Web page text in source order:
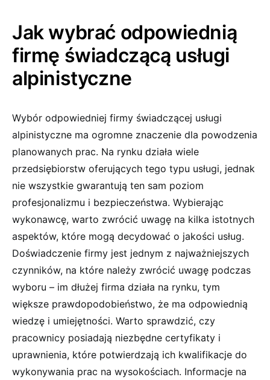
Jak wybrać odpowiednią
firmę świadczącą usługi
alpinistyczne
Wybór odpowiedniej firmy świadczącej usługi
alpinistyczne ma ogromne znaczenie dla powodzenia
planowanych prac. Na rynku działa wiele
przedsiębiorstw oferujących tego typu usługi, jednak
nie wszystkie gwarantują ten sam poziom
profesjonalizmu i bezpieczeństwa. Wybierając
wykonawcę, warto zwrócić uwagę na kilka istotnych
aspektów, które mogą decydować o jakości usług.
Doświadczenie firmy jest jednym z najważniejszych
czynników, na które należy zwrócić uwagę podczas
wyboru – im dłużej firma działa na rynku, tym
większe prawdopodobieństwo, że ma odpowiednią
wiedzę i umiejętności. Warto sprawdzić, czy
pracownicy posiadają niezbędne certyfikaty i
uprawnienia, które potwierdzają ich kwalifikacje do
wykonywania prac na wysokościach. Informacje na